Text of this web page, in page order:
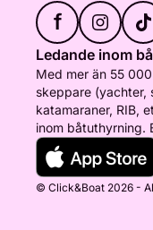
f
Ledande inom
Med mer än 55
skeppare (yachter,
katamaraner, RIB,
inom båtuthyrning.
© Click&Boat 2026 -